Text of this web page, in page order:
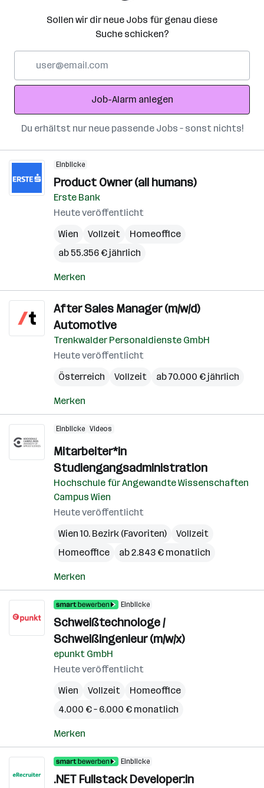
Sollen wir dir neue Jobs für genau diese
Suche schicken?
Adresse
Job-Alarm anlegen
Du erhältst nur neue passende Jobs – sonst nichts!
Einblicke
Product Owner (all humans)
Erste Bank
Heute veröffentlicht
Wien
Vollzeit
Homeoffice
ab 55.356 € jährlich
Merken
After Sales Manager (m/w/d)
Automotive
Trenkwalder Personaldienste GmbH
Heute veröffentlicht
Österreich
Vollzeit ab 70.000 € jährlich
Merken
Einblicke Videos
Mitarbeiter*in
Studiengangsadministration
Hochschule für Angewandte Wissenschaften
Campus Wien
Heute veröffentlicht
Wien 10. Bezirk (Favoriten)
Vollzeit
Homeoffice
ab 2.843 € monatlich
Merken
Einblicke
Schweißtechnologe /
Schweißingenieur (m/w/x)
epunkt GmbH
Heute veröffentlicht
Wien
Vollzeit
Homeoffice
4.000 € – 6.000 € monatlich
Merken
Einblicke
.NET Fullstack Developer:in